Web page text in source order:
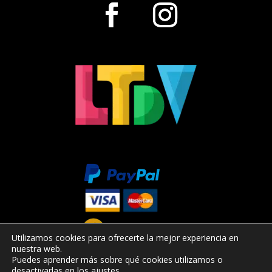
Utilizamos cookies para ofrecerte la mejor experiencia en
nuestra web.
Puedes aprender más sobre qué cookies utilizamos o